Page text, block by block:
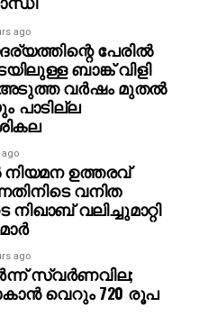
ഫെബ്രുവരി 13 മുതൽ
ago
പേരില്‍
ബാങ്ക് വിളി
വര്‍ഷം മുതല്‍
പാടില്ല
നിയമന ഉത്തരവ്
വനിത
വലിച്ചുമാറ്റി
ago
സ്വര്‍ണവില;
വെറും 720 രൂപ